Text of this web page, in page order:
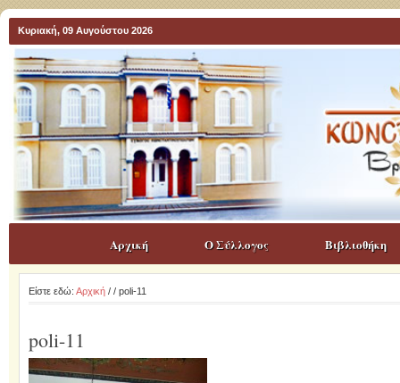
Κυριακή, 09 Αυγούστου 2026
Αρχική Ο Σύλλογος Βιβλιοθήκη
Είστε εδώ: Αρχική/ / poli-11
poli-11